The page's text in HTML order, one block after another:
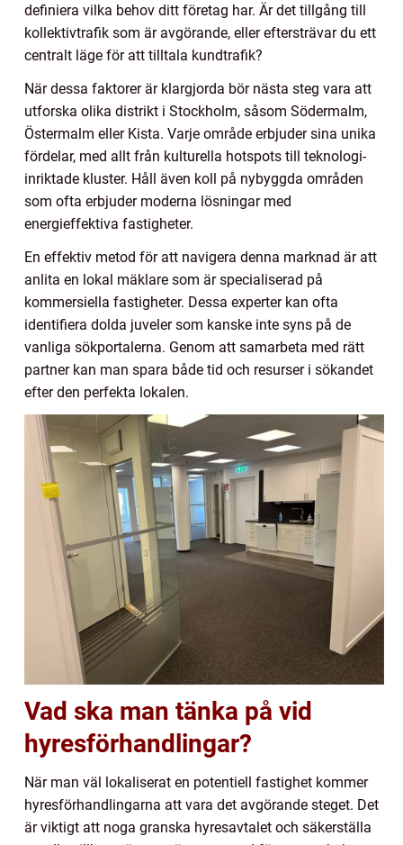
definiera vilka behov ditt företag har. Är det tillgång till
kollektivtrafik som är avgörande, eller eftersträvar du ett
centralt läge för att tilltala kundtrafik?
När dessa faktorer är klargjorda bör nästa steg vara att
utforska olika distrikt i Stockholm, såsom Södermalm,
Östermalm eller Kista. Varje område erbjuder sina unika
fördelar, med allt från kulturella hotspots till teknologi-
inriktade kluster. Håll även koll på nybyggda områden
som ofta erbjuder moderna lösningar med
energieffektiva fastigheter.
En effektiv metod för att navigera denna marknad är att
anlita en lokal mäklare som är specialiserad på
kommersiella fastigheter. Dessa experter kan ofta
identifiera dolda juveler som kanske inte syns på de
vanliga sökportalerna. Genom att samarbeta med rätt
partner kan man spara både tid och resurser i sökandet
efter den perfekta lokalen.
Vad ska man tänka på vid
hyresförhandlingar?
När man väl lokaliserat en potentiell fastighet kommer
hyresförhandlingarna att vara det avgörande steget. Det
är viktigt att noga granska hyresavtalet och säkerställa